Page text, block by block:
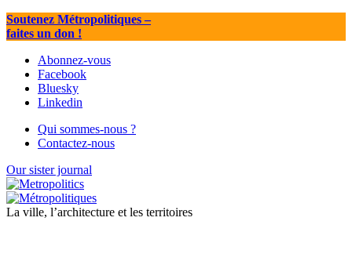
Soutenez Métropolitiques–
faites un don !
Abonnez-vous
Facebook
Bluesky
Linkedin
Qui sommes-nous ?
Contactez-nous
Our sister journal
La ville, l’architecture et les territoires